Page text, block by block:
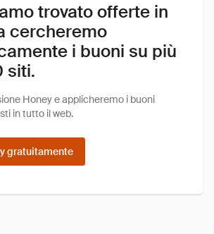
trovato offerte in
cercheremo
i buoni su più
siti.
Honey e applicheremo i buoni
in tutto il web.
gratuitamente